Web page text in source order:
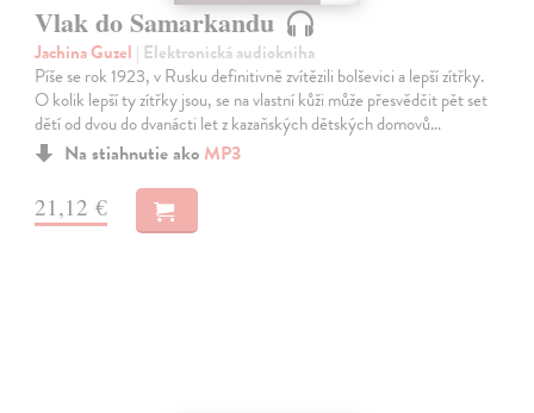
Vlak do Samarkandu
Jachina Guzel | Elektronická audiokniha
Píše se rok 1923, v Rusku definitivně zvítězili bolševici a lepší zítřky.
O kolik lepší ty zítřky jsou, se na vlastní kůži může přesvědčit pět set
dětí od dvou do dvanácti let z kazaňských dětských domovů…
Na stiahnutie ako MP3
21,12 €